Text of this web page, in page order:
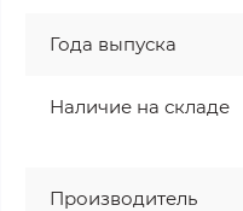
Года выпуска
Наличие на складе
Производитель